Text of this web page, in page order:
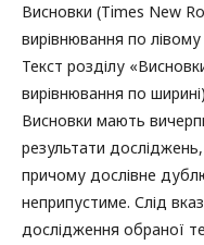
Висновки (Times New
вирівнювання по
Текст розділу
вирівнювання по
Висновки мають
результати досліджень,
причому дослівне
неприпустиме. Слід
дослідження обраної